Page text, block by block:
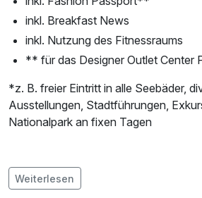
inkl. Breakfast News
inkl. Nutzung des Fitnessraums
** für das Designer Outlet Center
*z. B. freier Eintritt in alle Seebäder,
Ausstellungen, Stadtführungen,
Nationalpark an fixen Tagen
Im Angebot enthalten
Saunabenutzung, Saunatuch,
Weiterlesen